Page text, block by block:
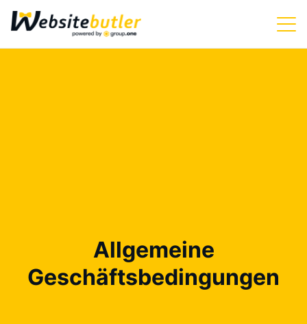
Allgemeine
Geschäftsbedingungen